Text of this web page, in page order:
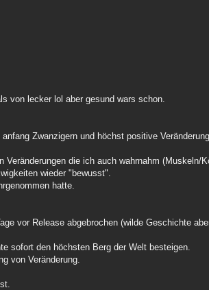
von lecker lol aber gesund wars schon.
Zwanzigern und höchst positive
die ich auch wahrnahm (Muskeln/
wieder "bewusst".
hatte.
vor Release abgebrochen (wilde Geschichte
sofort den höchsten Berg der Welt besteigen.
von Veränderung.